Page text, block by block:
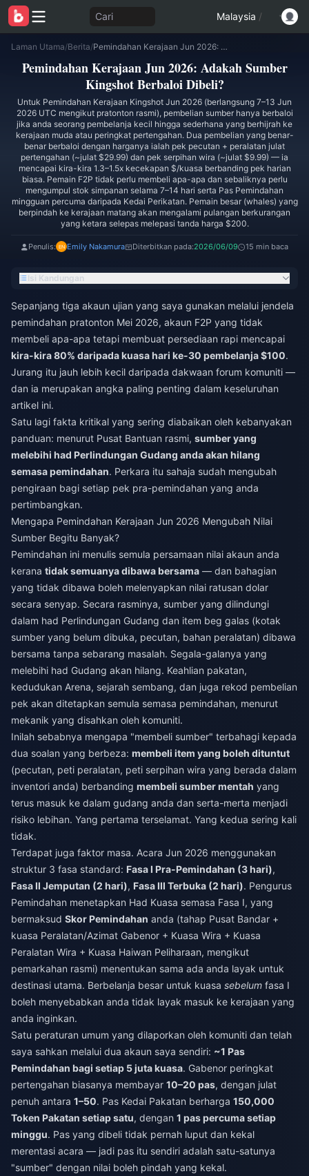
Cari Malaysia /
Laman Utama/Berita/ Pemindahan Kerajaan Jun 2026: Adakah Sumber Kingshot Berbaloi Dibeli?
Pemindahan Kerajaan Jun 2026: Adakah Sumber
Kingshot Berbaloi Dibeli?
Untuk Pemindahan Kerajaan Kingshot Jun 2026 (berlangsung 7–13 Jun
2026 UTC mengikut pratonton rasmi), pembelian sumber hanya berbaloi
jika anda seorang pembelanja kecil hingga sederhana yang berhijrah ke
kerajaan muda atau peringkat pertengahan. Dua pembelian yang benar-
benar berbaloi dengan harganya ialah pek pecutan + peralatan julat
pertengahan (~julat $29.99) dan pek serpihan wira (~julat $9.99) — ia
mencapai kira-kira 1.3–1.5x kecekapan $/kuasa berbanding pek harian
biasa. Pemain F2P tidak perlu membeli apa-apa dan sebaliknya perlu
mengumpul stok simpanan selama 7–14 hari serta Pas Pemindahan
mingguan percuma daripada Kedai Perikatan. Pemain besar (whales) yang
berpindah ke kerajaan matang akan mengalami pulangan berkurangan
yang ketara selepas melepasi tanda harga $200.
Penulis: Emily Nakamura Diterbitkan pada:2026/06/09 15 min baca
Isi Kandungan
Sepanjang tiga akaun ujian yang saya gunakan melalui jendela
pemindahan pratonton Mei 2026, akaun F2P yang tidak
membeli apa-apa tetapi membuat persediaan rapi mencapai
kira-kira 80% daripada kuasa hari ke-30 pembelanja $100.
Jurang itu jauh lebih kecil daripada dakwaan forum komuniti —
dan ia merupakan angka paling penting dalam keseluruhan
artikel ini.
Satu lagi fakta kritikal yang sering diabaikan oleh kebanyakan
panduan: menurut Pusat Bantuan rasmi, sumber yang
melebihi had Perlindungan Gudang anda akan hilang
semasa pemindahan. Perkara itu sahaja sudah mengubah
pengiraan bagi setiap pek pra-pemindahan yang anda
pertimbangkan.
Mengapa Pemindahan Kerajaan Jun 2026 Mengubah Nilai
Sumber Begitu Banyak?
Pemindahan ini menulis semula persamaan nilai akaun anda
kerana tidak semuanya dibawa bersama — dan bahagian
yang tidak dibawa boleh melenyapkan nilai ratusan dolar
secara senyap. Secara rasminya, sumber yang dilindungi
dalam had Perlindungan Gudang dan item beg galas (kotak
sumber yang belum dibuka, pecutan, bahan peralatan) dibawa
bersama tanpa sebarang masalah. Segala-galanya yang
melebihi had Gudang akan hilang. Keahlian pakatan,
kedudukan Arena, sejarah sembang, dan juga rekod pembelian
pek akan ditetapkan semula semasa pemindahan, menurut
mekanik yang disahkan oleh komuniti.
Inilah sebabnya mengapa "membeli sumber" terbahagi kepada
dua soalan yang berbeza: membeli item yang boleh dituntut
(pecutan, peti peralatan, peti serpihan wira yang berada dalam
inventori anda) berbanding membeli sumber mentah yang
terus masuk ke dalam gudang anda dan serta-merta menjadi
risiko lebihan. Yang pertama terselamat. Yang kedua sering kali
tidak.
Terdapat juga faktor masa. Acara Jun 2026 menggunakan
struktur 3 fasa standard: Fasa I Pra-Pemindahan (3 hari),
Fasa II Jemputan (2 hari), Fasa III Terbuka (2 hari). Pengurus
Pemindahan menetapkan Had Kuasa semasa Fasa I, yang
bermaksud Skor Pemindahan anda (tahap Pusat Bandar +
kuasa Peralatan/Azimat Gabenor + Kuasa Wira + Kuasa
Peralatan Wira + Kuasa Haiwan Peliharaan, mengikut
pemarkahan rasmi) menentukan sama ada anda layak untuk
destinasi utama. Berbelanja besar untuk kuasa sebelum fasa I
boleh menyebabkan anda tidak layak masuk ke kerajaan yang
anda inginkan.
Satu peraturan umum yang dilaporkan oleh komuniti dan telah
saya sahkan melalui dua akaun saya sendiri: ~1 Pas
Pemindahan bagi setiap 5 juta kuasa. Gabenor peringkat
pertengahan biasanya membayar 10–20 pas, dengan julat
penuh antara 1–50. Pas Kedai Pakatan berharga 150,000
Token Pakatan setiap satu, dengan 1 pas percuma setiap
minggu. Pas yang dibeli tidak pernah luput dan kekal
merentasi acara — jadi pas itu sendiri adalah satu-satunya
"sumber" dengan nilai boleh pindah yang kekal.